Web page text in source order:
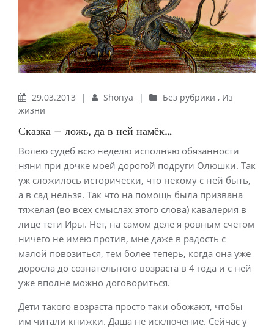
29.03.2013 | Shonya | Без рубрики , Из
жизни
Сказка — ложь, да в ней намёк…
Волею судеб всю неделю исполняю обязанности
няни при дочке моей дорогой подруги Олюшки. Так
уж сложилось исторически, что некому с ней быть,
а в сад нельзя. Так что на помощь была призвана
тяжелая (во всех смыслах этого слова) кавалерия в
лице тети Иры. Нет, на самом деле я ровным счетом
ничего не имею против, мне даже в радость с
малой повозиться, тем более теперь, когда она уже
доросла до сознательного возраста в 4 года и с ней
уже вполне можно договориться.
Дети такого возраста просто таки обожают, чтобы
им читали книжки. Даша не исключение. Сейчас у